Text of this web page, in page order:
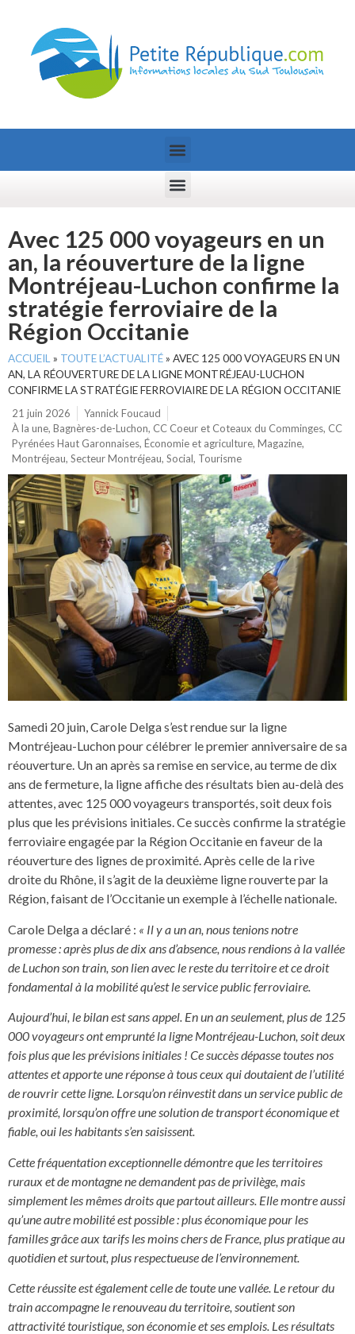
Avec 125 000 voyageurs en un
an, la réouverture de la ligne
Montréjeau-Luchon confirme la
stratégie ferroviaire de la
Région Occitanie
ACCUEIL » TOUTE L’ACTUALITÉ» AVEC 125 000 VOYAGEURS EN UN
AN, LA RÉOUVERTURE DE LA LIGNE MONTRÉJEAU-LUCHON
CONFIRME LA STRATÉGIE FERROVIAIRE DE LA RÉGION OCCITANIE
21 juin 2026
Yannick Foucaud
À la une, Bagnères-de-Luchon, CC Coeur et Coteaux du Comminges, CC
Pyrénées Haut Garonnaises, Économie et agriculture, Magazine,
Montréjeau, Secteur Montréjeau, Social, Tourisme
Samedi 20 juin, Carole Delga s’est rendue sur la ligne
Montréjeau-Luchon pour célébrer le premier anniversaire de sa
réouverture. Un an après sa remise en service, au terme de dix
ans de fermeture, la ligne affiche des résultats bien au-delà des
attentes, avec 125 000 voyageurs transportés, soit deux fois
plus que les prévisions initiales. Ce succès confirme la stratégie
ferroviaire engagée par la Région Occitanie en faveur de la
réouverture des lignes de proximité. Après celle de la rive
droite du Rhône, il s’agit de la deuxième ligne rouverte par la
Région, faisant de l’Occitanie un exemple à l’échelle nationale.
Carole Delga a déclaré : « Il y a un an, nous tenions notre
promesse : après plus de dix ans d’absence, nous rendions à la vallée
de Luchon son train, son lien avec le reste du territoire et ce droit
fondamental à la mobilité qu’est le service public ferroviaire.
Aujourd’hui, le bilan est sans appel. En un an seulement, plus de 125
000 voyageurs ont emprunté la ligne Montréjeau-Luchon, soit deux
fois plus que les prévisions initiales ! Ce succès dépasse toutes nos
attentes et apporte une réponse à tous ceux qui doutaient de l’utilité
de rouvrir cette ligne. Lorsqu’on réinvestit dans un service public de
proximité, lorsqu’on offre une solution de transport économique et
fiable, oui les habitants s’en saisissent.
Cette fréquentation exceptionnelle démontre que les territoires
ruraux et de montagne ne demandent pas de privilège, mais
simplement les mêmes droits que partout ailleurs. Elle montre aussi
qu’une autre mobilité est possible : plus économique pour les
familles grâce aux tarifs les moins chers de France, plus pratique au
quotidien et surtout, plus respectueuse de l’environnement.
Cette réussite est également celle de toute une vallée. Le retour du
train accompagne le renouveau du territoire, soutient son
attractivité touristique, son économie et ses emplois. Les résultats